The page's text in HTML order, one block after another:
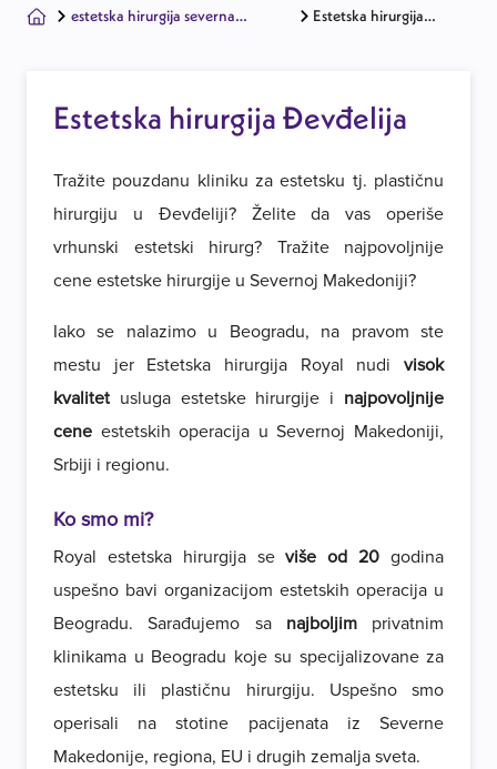
estetska hirurgija severna
Estetska hirurgija
Estetska hirurgija Đevđelija
Tražite pouzdanu kliniku za estetsku tj. plastičnu
hirurgiju u Đevđeliji? Želite da vas operiše
vrhunski estetski hirurg? Tražite najpovoljnije
cene estetske hirurgije u Severnoj Makedoniji?
Iako se nalazimo u Beogradu, na pravom ste
mestu jer Estetska hirurgija Royal nudi visok
kvalitet usluga estetske hirurgije i najpovoljnije
cene estetskih operacija u Severnoj Makedoniji,
Srbiji i regionu.
Ko smo mi?
Royal estetska hirurgija seviše od 20godina
uspešno bavi organizacijom estetskih operacija u
Beogradu. Sarađujemo sa najboljimprivatnim
klinikama u Beogradu koje su specijalizovane za
estetsku ili plastičnu hirurgiju. Uspešno smo
operisali na stotine pacijenata iz Severne
Makedonije, regiona, EU i drugih zemalja sveta.